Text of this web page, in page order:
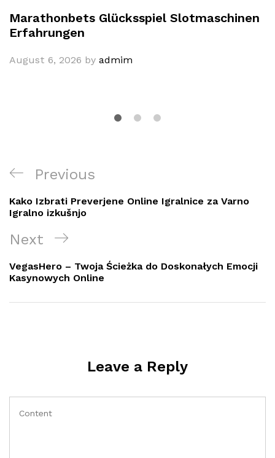
Marathonbets Glücksspiel Slotmaschinen
Erfahrungen
August 6, 2026 by admim
Post
navigation
Previous
Post
Previous
Kako Izbrati Preverjene Online Igralnice za Varno
Igralno izkušnjo
Next
Post
Next
VegasHero – Twoja Ścieżka do Doskonałych Emocji
Kasynowych Online
Leave a Reply